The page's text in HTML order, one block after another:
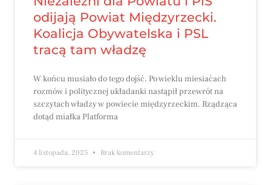
odijają Powiat Międzyrzecki.
Koalicja Obywatelska i PSL
tracą tam władzę
W końcu musiało do tego dojść. Po wieklu miesiaćach
rozmów i politycznej układanki nastąpił przewrót na
szczytach władzy w powiecie międzyrzeckim. Rządząca
dotąd miałka Platforma
4 listopada, 2025 Brak komentarzy